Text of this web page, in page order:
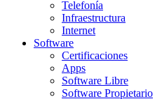
Telefonía
Infraestructura
Internet
Software
Certificaciones
Apps
Software Libre
Software Propietario